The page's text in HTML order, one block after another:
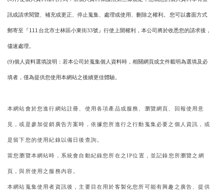
訊或請求閱覽、 補充或更正、 停止蒐集、 處理或使用、 刪除之權利。 您可以書面方式
郵寄至 『 111 台北市士林區小東街33號』 行使上開權利 ， 本公司將於收悉您的請求後 ，
儘速處理。
(9)個人資料選填說明 ： 若本公司於蒐集個人資料時 ， 相關網頁或文件載明為選填及必
填者 ， 僅為提供您使用本網站之後續更佳體驗。
本網站會於您進行網站註冊、 使用各項產品或服務、 瀏覽網頁、 回報使用意
見 ，或是參加促銷廣告方案時 ， 依據您所進行之行動蒐集必要之個人資訊 ， 或
是留下您的使用紀錄以備日後查詢。
當您瀏覽本網站時 ， 系統會自動紀錄您所在之IP位置 ，並記錄您所瀏覽之網
頁 ，與所使用之服務內容。
本網站蒐集使用者資訊後 ，主要目在用於客製化您所可能有興趣之廣告、提供